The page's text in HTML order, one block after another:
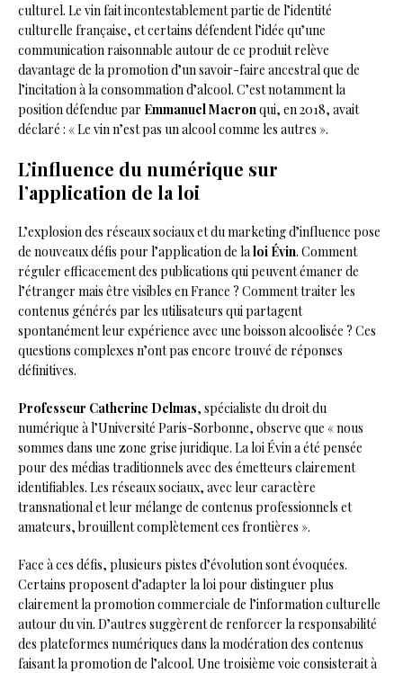
culturel. Le vin fait incontestablement partie de l’identité
culturelle française, et certains défendent l’idée qu’une
communication raisonnable autour de ce produit relève
davantage de la promotion d’un savoir-faire ancestral que de
l’incitation à la consommation d’alcool. C’est notamment la
position défendue par Emmanuel Macronqui, en 2018, avait
déclaré : « Le vin n’est pas un alcool comme les autres ».
L’influence du numérique sur
l’application de la loi
L’explosion des réseaux sociaux et du marketing d’influence pose
de nouveaux défis pour l’application de la loi Évin. Comment
réguler efficacement des publications qui peuvent émaner de
l’étranger mais être visibles en France ? Comment traiter les
contenus générés par les utilisateurs qui partagent
spontanément leur expérience avec une boisson alcoolisée ? Ces
questions complexes n’ont pas encore trouvé de réponses
définitives.
Professeur Catherine Delmas, spécialiste du droit du
numérique à l’Université Paris-Sorbonne, observe que « nous
sommes dans une zone grise juridique. La loi Évin a été pensée
pour des médias traditionnels avec des émetteurs clairement
identifiables. Les réseaux sociaux, avec leur caractère
transnational et leur mélange de contenus professionnels et
amateurs, brouillent complètement ces frontières ».
Face à ces défis, plusieurs pistes d’évolution sont évoquées.
Certains proposent d’adapter la loi pour distinguer plus
clairement la promotion commerciale de l’information culturelle
autour du vin. D’autres suggèrent de renforcer la responsabilité
des plateformes numériques dans la modération des contenus
faisant la promotion de l’alcool. Une troisième voie consisterait à